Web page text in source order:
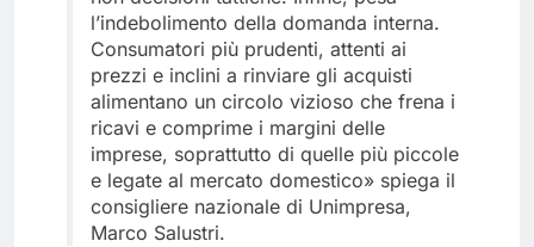
l’indebolimento della domanda interna.
Consumatori più prudenti, attenti ai
prezzi e inclini a rinviare gli acquisti
alimentano un circolo vizioso che frena i
ricavi e comprime i margini delle
imprese, soprattutto di quelle più piccole
e legate al mercato domestico» spiega il
consigliere nazionale di Unimpresa,
Marco Salustri.